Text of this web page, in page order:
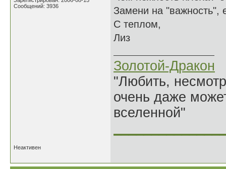
Сообщений: 3936
Замени на "важность",
С теплом,
Лиз
Золотой-Дракон
"Любить,
очень даже
вселенной"
Неактивен